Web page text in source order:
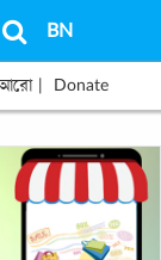
BN
Donate